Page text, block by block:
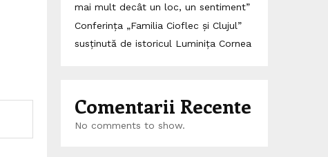
mai mult decât un loc, un sentiment”
Conferința „Familia Cioflec și Clujul”
susținută de istoricul Luminița Cornea
Comentarii Recente
No comments to show.